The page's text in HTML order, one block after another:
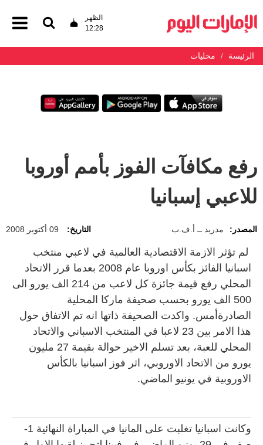
الظهر
12:28
الرئيسة محليات
رفع مكافآت الفوز بأمم أوروبا
للاعبي إسبانيا
المصدر: مدريد ــ أ.ف.ب التاريخ: 09 أكتوبر 2008
لم تؤثر الازمة الاقتصادية العالمية في لاعبي منتخب
اسبانيا الفائز بكأس اوروبا عام 2008 بعدما قرر الاتحاد
المحلي رفع قيمة جائزة كل لاعب من 214 الف يورو الى
500 الف يورو بحسب صحيفة ماركا المحلية
الصادرةأمس. واكدت الصحيفة ذاتها انه تم الاتفاق حول
هذا الامر بين 23 لاعبا في المنتخب الاسباني والاتحاد
المحلي للعبة، بعد تسلم الاخير حوالة بقيمة 27 مليون
يورو من الاتحاد الاوروبي، اثر فوز اسبانيا بالكأس
الاوروبية في يونيو الماضي.
وكانت اسبانيا تغلبت على المانيا في المباراة النهائية 1-